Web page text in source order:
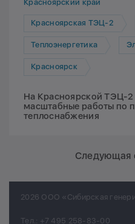
Красноярский край
Красноярская ТЭЦ-2
Теплоэнергетика
Красноярск
На Красноярской ТЭЦ-2
масштабные работы по
теплоснабжения
Следующая
2026 ООО «Сибирская
Тел.: +7 495 258-83-00